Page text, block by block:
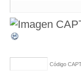
Código